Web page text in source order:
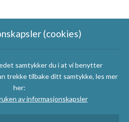
(cookies)
samtykker du i at vi benytter
trekke tilbake ditt samtykke, les mer
her:
av informasjonskapsler